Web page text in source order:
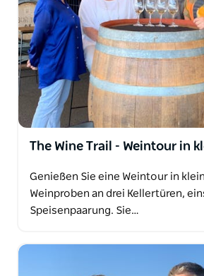
Tourismusgeschäft der NSW
einer sehr empfehlenswerten
ausgezeichnet. Sie waren auch
Kategorie „Neue Unternehmen“
NSW Business Awards im Jahr
The Wine Trail - Weintour in
Genießen Sie eine Weintour in
Weinproben an drei Kellertüren,
Speisenpaarung. Sie…